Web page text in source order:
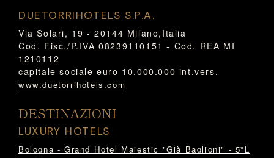
DUETORRIHOTELS S.P.A.
Via Solari, 19 - 20144 Milano,Italia
Cod. Fisc./P.IVA 08239110151 - Cod. REA MI
1210112
capitale sociale euro 10.000.000 int.vers.
www.duetorrihotels.com
DESTINAZIONI
LUXURY HOTELS
Bologna - Grand Hotel Majestic "Già Baglioni" - 5*L